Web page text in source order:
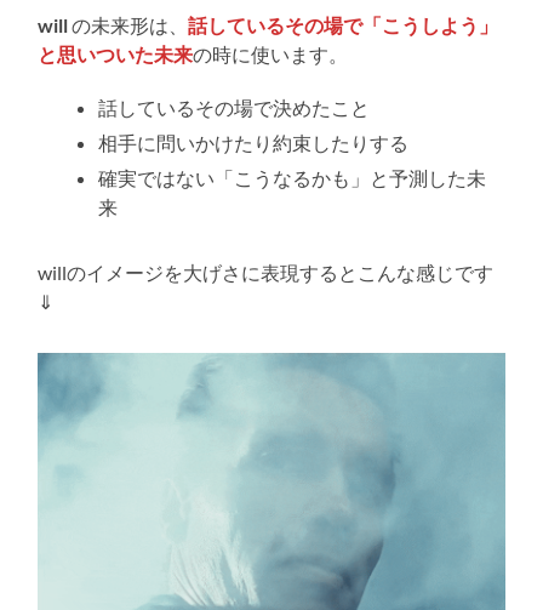
willの未来形は、話しているその場で「こうしよう」
と思いついた未来の時に使います。
話しているその場で決めたこと
相手に問いかけたり約束したりする
確実ではない「こうなるかも」と予測した未
来
willのイメージを大げさに表現するとこんな感じです
⇓